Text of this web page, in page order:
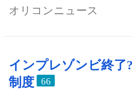
オリコンニュース
インプレゾンビ終了
制度
66